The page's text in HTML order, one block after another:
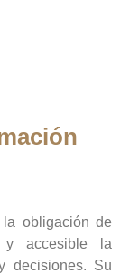
la obligación de
y accesible la
decisiones. Su